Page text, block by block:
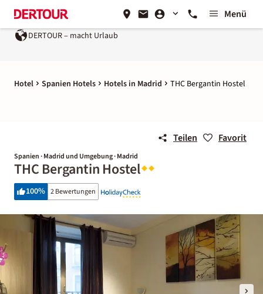
Menü
DERTOUR – macht Urlaub
Hotel Spanien Hotels Hotels in Madrid THC Bergantin Hostel
Teilen Favorit
Spanien · Madrid und Umgebung · Madrid
THC Bergantin Hostel
100% 2 Bewertungen